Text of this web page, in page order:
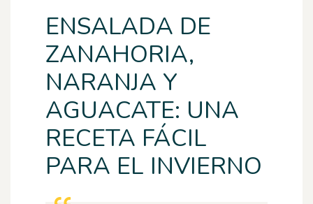
ENSALADA DE
ZANAHORIA,
NARANJA Y
AGUACATE: UNA
RECETA FÁCIL
PARA EL INVIERNO